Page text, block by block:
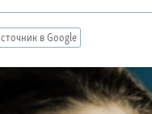
в Google